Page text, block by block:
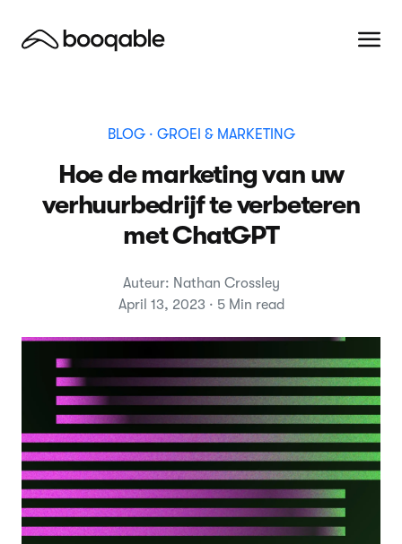
BLOG· GROEI & MARKETING
Hoe de marketing van uw
verhuurbedrijf te verbeteren
met ChatGPT
Auteur: Nathan Crossley
April 13, 2023 · 5 Min read